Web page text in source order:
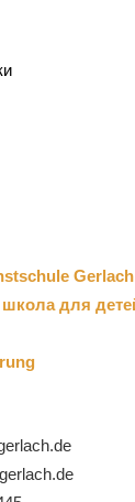
школа для